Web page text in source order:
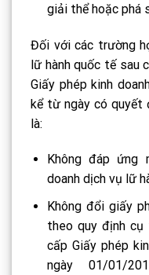
giải thể hoặc phá
Đối với các trường
lữ hành quốc tế sau
Giấy phép kinh
kể từ ngày có quyết
là:
Không đáp ứng
doanh dịch vụ lữ
Không đổi giấy
theo quy định cụ
cấp Giấy phép
ngày 01/01/